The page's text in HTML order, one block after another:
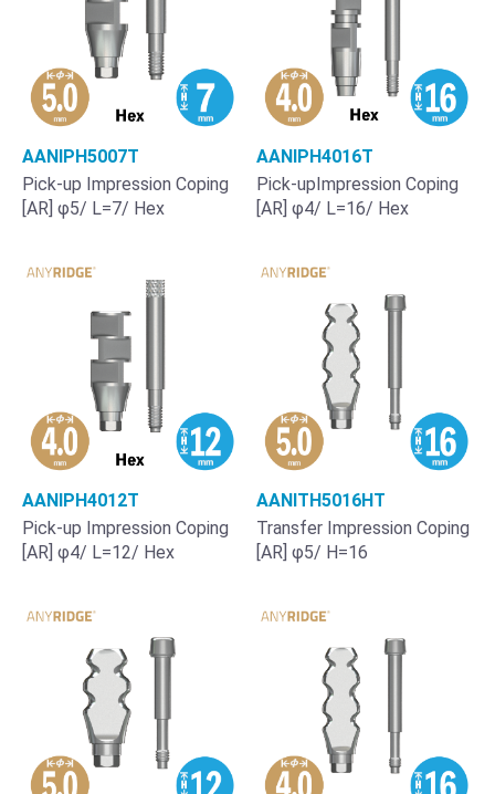
AANIPH5007T
Pick-up Impression Coping
[AR] φ5/ L=7/ Hex
AANIPH4016T
Pick-upImpression Coping
[AR] φ4/ L=16/ Hex
AANIPH4012T
Pick-up Impression Coping
[AR] φ4/ L=12/ Hex
AANITH5016HT
Transfer Impression Coping
[AR] φ5/ H=16